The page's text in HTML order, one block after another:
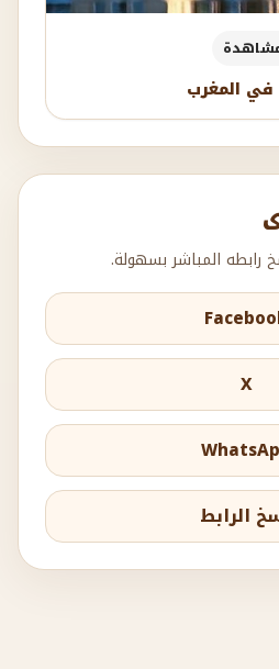
في المغرب
رابطه المباشر بسهولة.
X
الرابط